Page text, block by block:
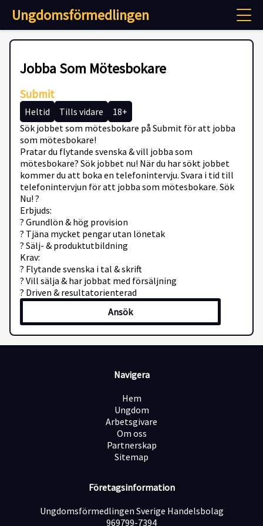
Ungdomsförmedlingen
Jobba Som Mötesbokare
Submit
Heltid Tills vidare
18+
Sök jobbet som mötesbokare på Submit för att jobba
som mötesbokare!
Pratar du flytande svenska & vill jobba som
mötesbokare? Sök jobbet nu! När du har sökt jobbet
kommer du att boka en telefonintervju. Svara i tid till
telefonintervjun för att jobba som mötesbokare. Sök
Nu! ?
Erbjuds:
? Grundlön & hög provision
? Tjäna mycket pengar utan lönetak
? Sälj- & produktutbildning
Krav:
? Flytande svenska i tal & skrift
? Vill sälja & har jobbat med försäljning
? Driven & resultatorienterad
Ansök
Navigera
Hem
Ungdom
Arbetsgivare
Om oss
Partnerskap
Sitemap
Företagsinformation
Ungdomsförmedlingen Sverige Handelsbolag
969799-7394